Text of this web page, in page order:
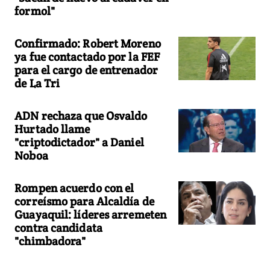
formol"
Confirmado: Robert Moreno
ya fue contactado por la FEF
para el cargo de entrenador
de La Tri
ADN rechaza que Osvaldo
Hurtado llame
"criptodictador" a Daniel
Noboa
Rompen acuerdo con el
correísmo para Alcaldía de
Guayaquil: líderes arremeten
contra candidata
"chimbadora"